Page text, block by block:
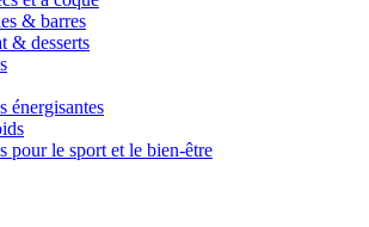
& barres
& desserts
énergisantes
pour le sport et le bien-être